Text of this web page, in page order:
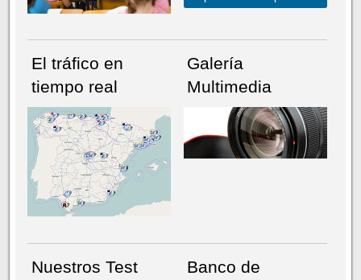
NÚMERO ACTUALHEMEROTECA
El tráfico en
tiempo real
Galería
Multimedia
Nuestros Test
Banco de